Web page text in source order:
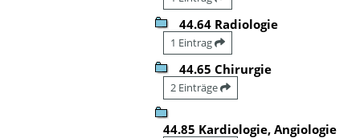
44.64 Radiologie
1 Eintrag
44.65 Chirurgie
2 Einträge
44.85 Kardiologie, Angiologie